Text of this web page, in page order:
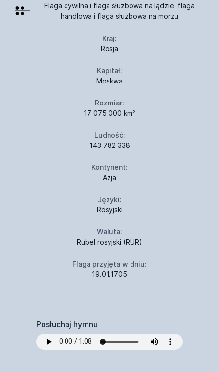
Flaga cywilna i flaga służbowa na lądzie, flaga
handlowa i flaga służbowa na morzu
Kraj:
Rosja
Kapitał:
Moskwa
Rozmiar:
17 075 000 km²
Ludność:
143 782 338
Kontynent:
Azja
Języki:
Rosyjski
Waluta:
Rubel rosyjski (RUR)
Flaga przyjęta w dniu:
19.01.1705
Posłuchaj hymnu